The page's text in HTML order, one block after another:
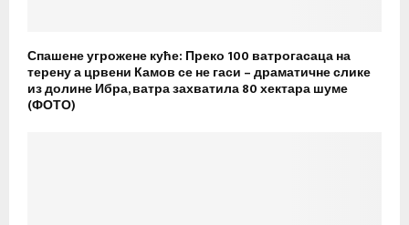
Спашене угрожене куће: Преко 100 ватрогасаца на
терену а црвени Камов се не гаси – драматичне слике
из долине Ибра, ватра захватила 80 хектара шуме
(ФОТО)